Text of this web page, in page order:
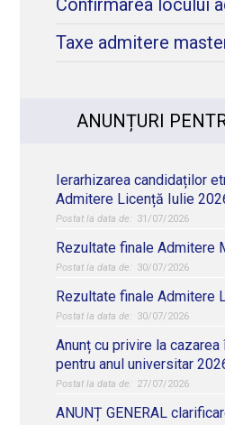
Confirmarea locului
Taxe admitere
ANUNȚURI
Ierarhizarea candidaților
Admitere Licență Iulie
31/07/2026
Rezultate finale Admitere
30/07/2026
Rezultate finale Admitere
30/07/2026
Anunț cu privire la
pentru anul universitar
27/07/2026
ANUNȚ GENERAL